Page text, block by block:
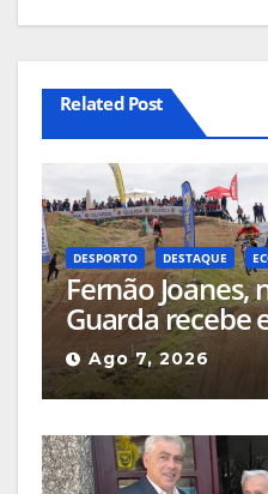
Related Post
DESPORTO DESTAQUE
Fernão Joanes,
Guarda recebe
Etapa do
de Supercross
Ago 7, 2026